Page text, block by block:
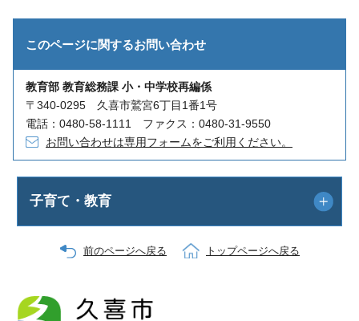
このページに関するお問い合わせ
教育部 教育総務課 小・中学校再編係
〒340-0295 久喜市鷲宮6丁目1番1号
電話：0480-58-1111 ファクス：0480-31-9550
お問い合わせは専用フォームをご利用ください。
子育て・教育
前のページへ戻る トップページへ戻る